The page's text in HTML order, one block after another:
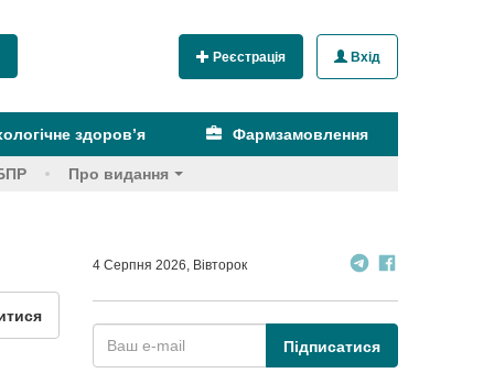
Реєстрація Вхід
здоров’я Фармзамовлення
Про видання
4 Серпня 2026, Вівторок
Підписатися